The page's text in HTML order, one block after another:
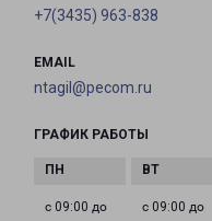
+7(3435) 963-838
EMAIL
ntagil@pecom.ru
ГРАФИК РАБОТЫ
с 09:00 до
с 09:00 до